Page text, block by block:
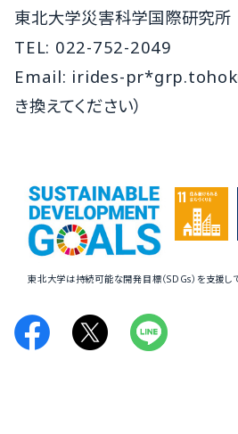
東北大学災害科学国際研究所
TEL: 022-752-2049
Email: irides-
き換えてください）
東北大学は持続可能な開発目標（SDGs）を支援し